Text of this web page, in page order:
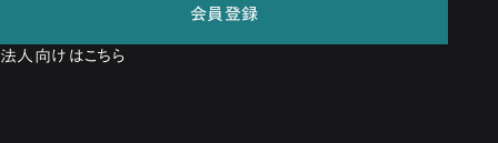
会員登録
法人向けはこちら